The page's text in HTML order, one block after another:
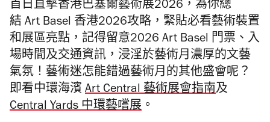
首日直擊香港巴塞爾藝術展2026，為你總
結 Art Basel 香港2026攻略，緊貼必看藝術裝置
和展區亮點，記得留意2026 Art Basel 門票、入
場時間及交通資訊，浸淫於藝術月濃厚的文藝
氣氛！ 藝術迷怎能錯過藝術月的其他盛會呢？
即看中環海濱 Art Central 藝術展會指南及
Central Yards 中環藝嚐展 。